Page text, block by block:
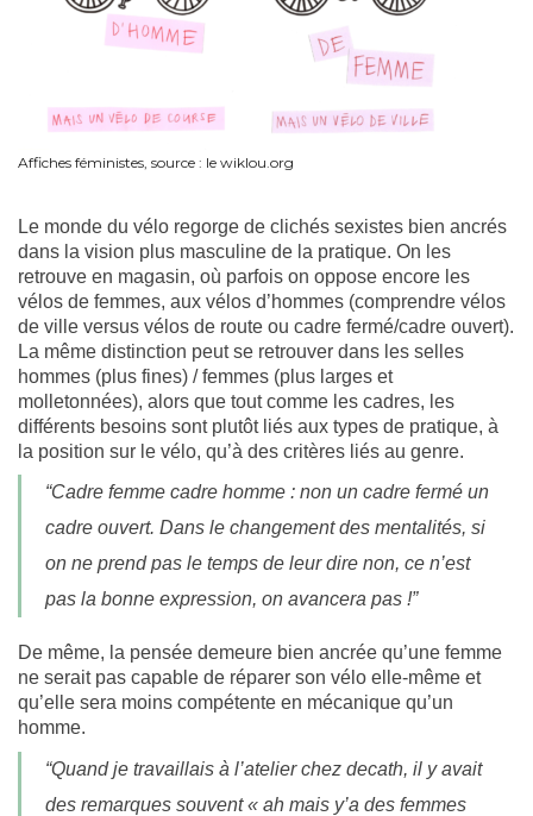
Affiches féministes, source : le wiklou.org
Le monde du vélo regorge de clichés sexistes bien ancrés
dans la vision plus masculine de la pratique. On les
retrouve en magasin, où parfois on oppose encore les
vélos de femmes, aux vélos d’hommes (comprendre vélos
de ville versus vélos de route ou cadre fermé/cadre ouvert).
La même distinction peut se retrouver dans les selles
hommes (plus fines) / femmes (plus larges et
molletonnées), alors que tout comme les cadres, les
différents besoins sont plutôt liés aux types de pratique, à
la position sur le vélo, qu’à des critères liés au genre.
“Cadre femme cadre homme : non un cadre fermé un
cadre ouvert. Dans le changement des mentalités, si
on ne prend pas le temps de leur dire non, ce n’est
pas la bonne expression, on avancera pas !”
De même, la pensée demeure bien ancrée qu’une femme
ne serait pas capable de réparer son vélo elle-même et
qu’elle sera moins compétente en mécanique qu’un
homme.
“Quand je travaillais à l’atelier chez decath, il y avait
des remarques souvent « ah mais y’a des femmes